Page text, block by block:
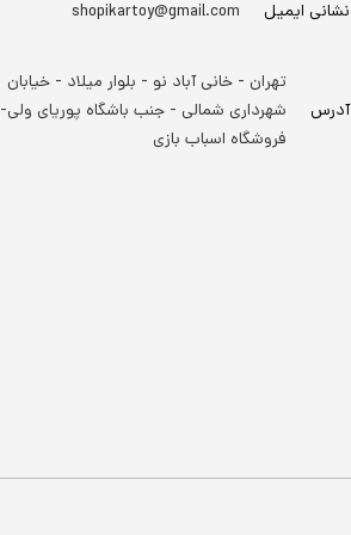
نشانی ایمیل shopikartoy@gmail.com
آدرس
تهران - خانی آباد نو - بلوار میلاد - خیابان
شهرداری شمالی - جنب باشگاه پوریای ولی-
فروشگاه اسباب بازی